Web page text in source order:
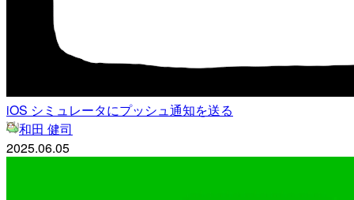
iOS シミュレータにプッシュ通知を送る
和田 健司
2025.06.05